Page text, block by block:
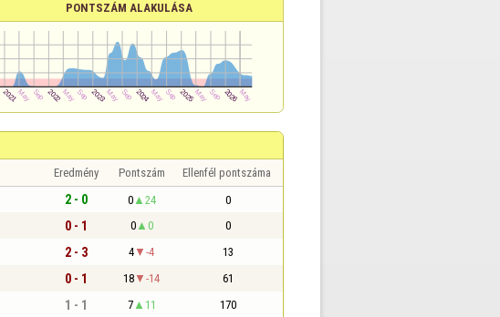
PONTSZÁM ALAKULÁSA
Eredmény Pontszám Ellenfél pontszáma
2 - 0 0 24 0
0 - 1 0 0 0
2 - 3 4 -4 13
0 - 1 18 -14 61
1 - 1 7 11 170